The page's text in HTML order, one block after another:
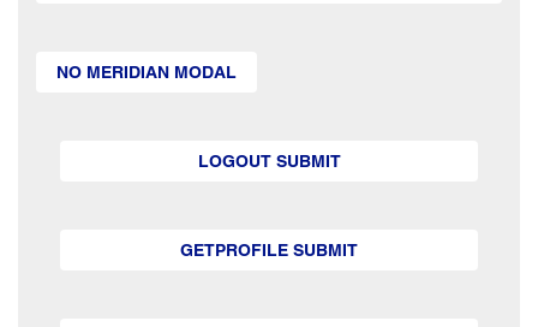
NO MERIDIAN MODAL
LOGOUT SUBMIT
GETPROFILE SUBMIT